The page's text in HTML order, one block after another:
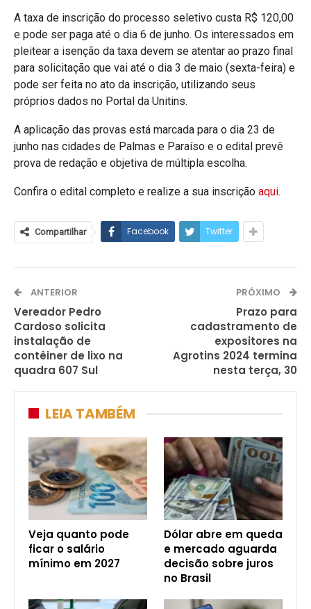
A taxa de inscrição do processo seletivo custa R$ 120,00
e pode ser paga até o dia 6 de junho. Os interessados em
pleitear a isenção da taxa devem se atentar ao prazo final
para solicitação que vai até o dia 3 de maio (sexta-feira) e
pode ser feita no ato da inscrição, utilizando seus
próprios dados no Portal da Unitins.
A aplicação das provas está marcada para o dia 23 de
junho nas cidades de Palmas e Paraíso e o edital prevê
prova de redação e objetiva de múltipla escolha.
Confira o edital completo e realize a sua inscrição aqui.
Compartilhar Facebook Twitter
ANTERIOR
Vereador Pedro
Cardoso solicita
instalação de
contêiner de lixo na
quadra 607 Sul
PRÓXIMO
Prazo para
cadastramento de
expositores na
Agrotins 2024 termina
nesta terça, 30
LEIA TAMBÉM
Veja quanto pode
ficar o salário
mínimo em 2027
Dólar abre em queda
e mercado aguarda
decisão sobre juros
no Brasil